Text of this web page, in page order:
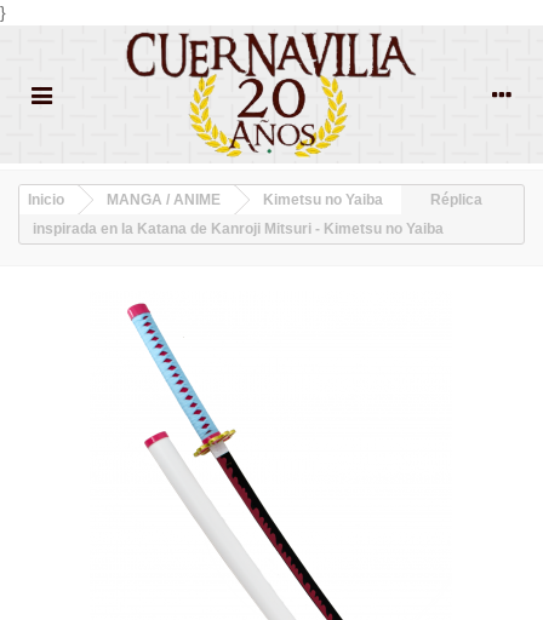
}
Inicio MANGA / ANIME Kimetsu no Yaiba
Réplica
inspirada en la Katana de Kanroji Mitsuri - Kimetsu no Yaiba